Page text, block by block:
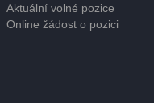
Aktuální volné pozice
Online žádost o pozici